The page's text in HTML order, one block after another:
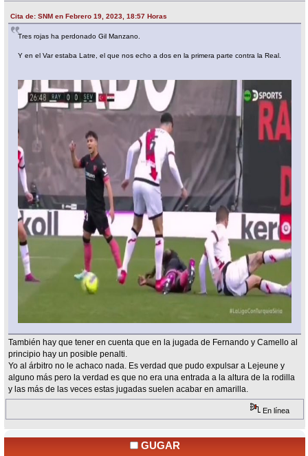
Cita de: SNM en Febrero 19, 2023, 18:57 Horas
Tres rojas ha perdonado Gil Manzano.
Y en el Var estaba Latre, el que nos echo a dos en la primera parte contra la Real.
También hay que tener en cuenta que en la jugada de Fernando y Camello al
principio hay un posible penalti.
Yo al árbitro no le achaco nada. Es verdad que pudo expulsar a Lejeune y
alguno más pero la verdad es que no era una entrada a la altura de la rodilla
y las más de las veces estas jugadas suelen acabar en amarilla.
En línea
GUGAR